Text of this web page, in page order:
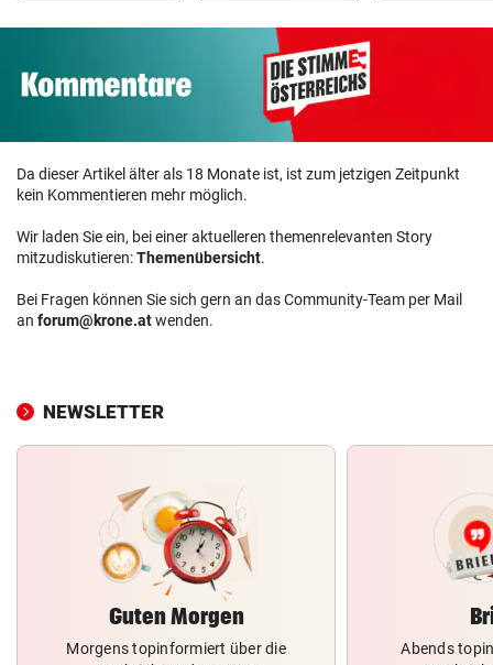
Da dieser Artikel älter als 18 Monate ist, ist zum jetzigen Zeitpunkt
kein Kommentieren mehr möglich.
Wir laden Sie ein, bei einer aktuelleren themenrelevanten Story
mitzudiskutieren:Themenübersicht.
Bei Fragen können Sie sich gern an das Community-Team per Mail
an forum@krone.atwenden.
NEWSLETTER
Guten Morgen
Morgens topinformiert über die
Abends